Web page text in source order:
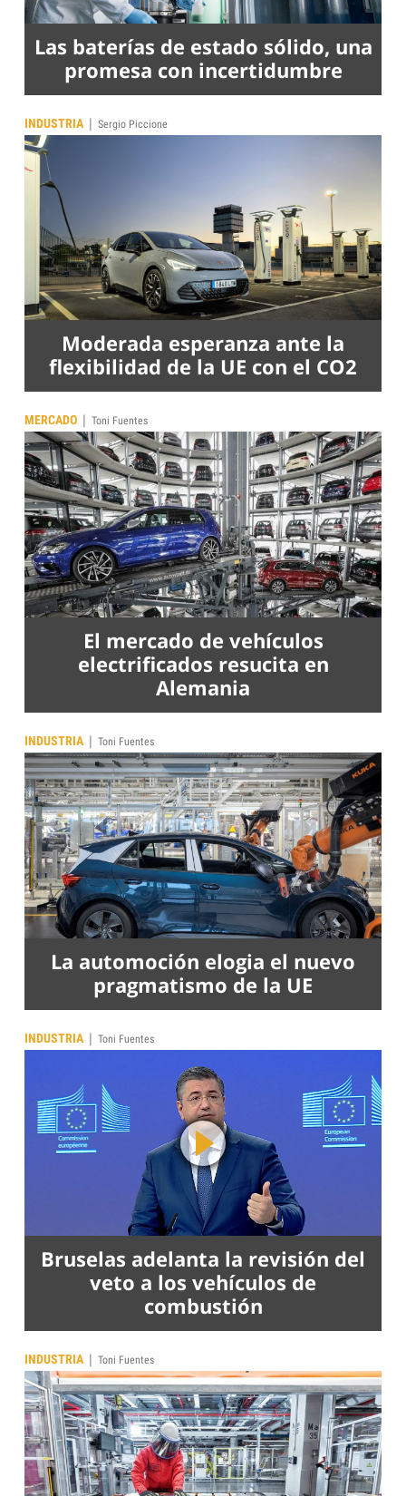
Las baterías de estado sólido, una
promesa con incertidumbre
INDUSTRIA | Sergio Piccione
Moderada esperanza ante la
flexibilidad de la UE con el CO2
MERCADO | Toni Fuentes
El mercado de vehículos
electrificados resucita en
Alemania
INDUSTRIA | Toni Fuentes
La automoción elogia el nuevo
pragmatismo de la UE
INDUSTRIA | Toni Fuentes
Bruselas adelanta la revisión del
veto a los vehículos de
combustión
INDUSTRIA | Toni Fuentes